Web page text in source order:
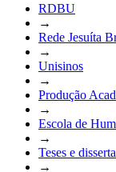
RDBU
→
Rede Jesuíta
→
Unisinos
→
Produção
→
Escola de
→
Teses e
→